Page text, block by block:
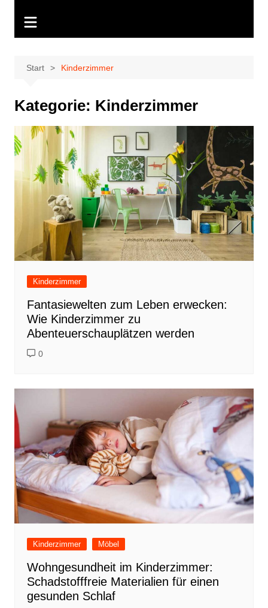
Start Kinderzimmer
Kategorie: Kinderzimmer
Kinderzimmer
Fantasiewelten zum Leben erwecken:
Wie Kinderzimmer zu
Abenteuerschauplätzen werden
0
Kinderzimmer Möbel
Wohngesundheit im Kinderzimmer:
Schadstofffreie Materialien für einen
gesunden Schlaf